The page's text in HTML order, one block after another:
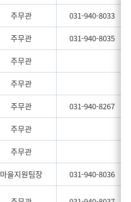
주무관 031-940-8033
주무관 031-940-8035
주무관
주무관
주무관 031-940-8267
주무관
주무관
마을지원팀장 031-940-8036